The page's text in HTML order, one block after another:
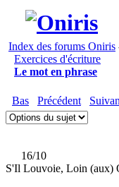
Index des forums Oniris
Exercices d'écriture
Le mot en phrase
Bas Précédent
16/10
S'Il Louvoie, Loin (aux)